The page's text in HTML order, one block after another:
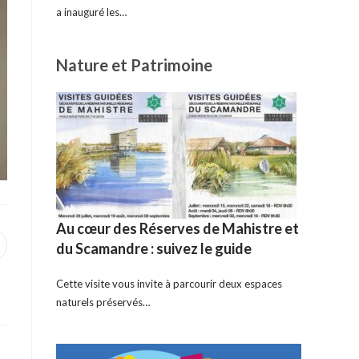
a inauguré les…
Nature et Patrimoine
Au cœur des Réserves de Mahistre et
du Scamandre : suivez le guide
Cette visite vous invite à parcourir deux espaces
naturels préservés…